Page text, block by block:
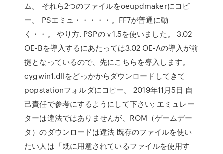
ム。 それら2つのファイルをoeupdmakerにコピ
ー。 PSエミュ・・・・・。FF7が普通に動
く・・。 やり方. PSPのｖ1.5を使いました。 3.02
OE-Bを導入するにあたっては3.02 OE-Aの導入が前
提となっているので、先にこちらを導入します。
cygwin1.dllをどっかからダウンロードしてきて
popstationフォルダにコピー。 2019年11月5日 自
己責任で参考にするようにして下さい; エミュレー
ターは違法ではありませんが、ROM（ゲームデー
タ）のダウンロードは違法 既存のファイルを使い
たい人は「既に用意されているファイルを使用す